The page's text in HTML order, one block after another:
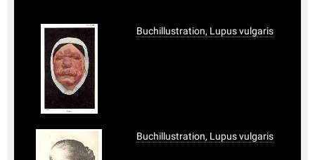
Buchillustration, Lupus vulgaris
Buchillustration, Lupus vulgaris